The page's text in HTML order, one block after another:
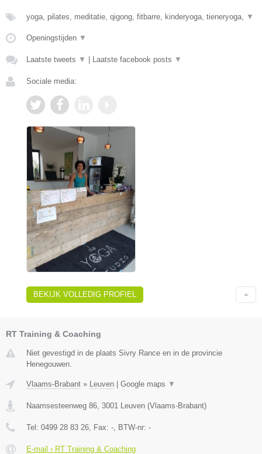
yoga, pilates, meditatie, qigong, fitbarre, kinderyoga, tieneryoga, ▼
Openingstijden ▼
Laatste tweets ▼ Laatste facebook posts ▼
Sociale media:
BEKIJK VOLLEDIG PROFIEL
RT Training & Coaching
Niet gevestigd in de plaats Sivry Rance en in de provincie
Henegouwen.
Vlaams-Brabant » Leuven | Google maps ▼
Naamsesteenweg 86 3001 Leuven (Vlaams-Brabant)
Tel: 0499 28 83 26 , Fax: - , BTW-nr: -
E-mail › RT Training & Coaching